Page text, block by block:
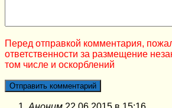
Перед отправкой комментария,
ответственности за размещение
том числе и оскорблений